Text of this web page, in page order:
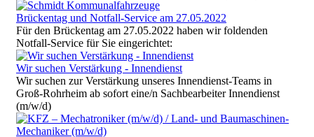
Brückentag und Notfall-Service am 27.05.2022
Für den Brückentag am 27.05.2022 haben wir foldenden
Notfall-Service für Sie eingerichtet:
Wir suchen Verstärkung - Innendienst
Wir suchen zur Verstärkung unseres Innendienst-Teams in
Groß-Rohrheim ab sofort eine/n Sachbearbeiter Innendienst
(m/w/d)